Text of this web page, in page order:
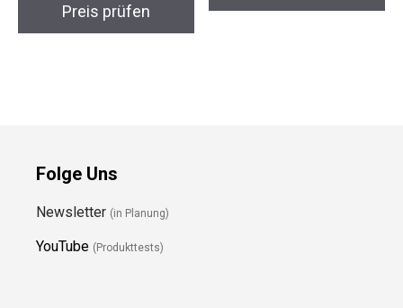
Preis prüfen
Folge Uns
Newsletter (in Planung)
YouTube (Produkttests)